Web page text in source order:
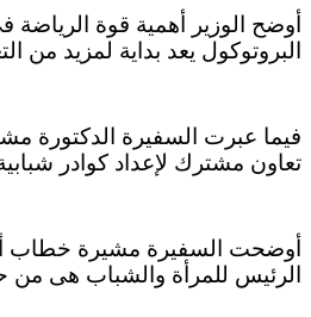
أوضح الوزير أهمية قوة
البروتوكول يعد بداية لمزيد
فيما عبرت السفيرة الدكتورة
تعاون مشترك لإعداد كوادر
أوضحت السفيرة مشيرة خطاب أن
الرئيس للمرأة والشباب هى من